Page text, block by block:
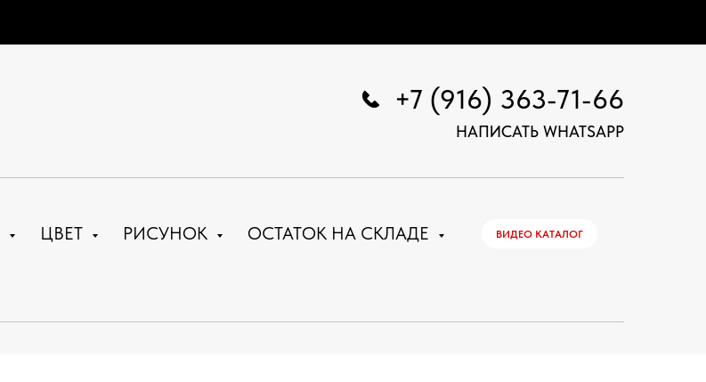
+7 (916) 363-71-66
НАПИСАТЬ WHATSAPP
ЦВЕТ РИСУНОК ОСТАТОК НА СКЛАДЕ ВИДЕО КАТАЛОГ